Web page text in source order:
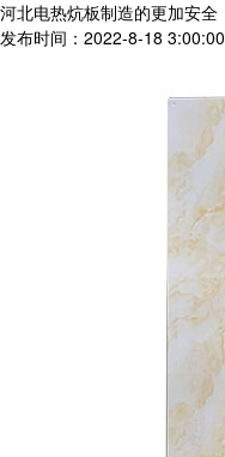
河北电热炕板制造的更加安全
发布时间：2022-8-18 3:00:00